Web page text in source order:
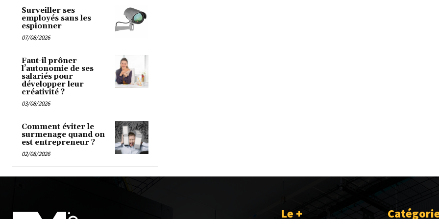
Surveiller ses
employés sans les
espionner
07/08/2026
Faut-il prôner
l’autonomie de ses
salariés pour
développer leur
créativité ?
03/08/2026
Comment éviter le
surmenage quand on
est entrepreneur ?
02/08/2026
Le +